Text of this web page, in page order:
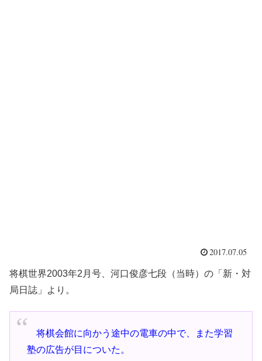
2017.07.05
将棋世界2003年2月号、河口俊彦七段（当時）の「新・対
局日誌」より。
将棋会館に向かう途中の電車の中で、また学習
塾の広告が目についた。